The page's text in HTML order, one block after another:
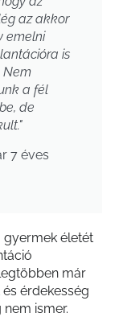
az akkor
emelni
is
Nem
a fél
de
7 éves
életét
már
érdekesség
ismer.